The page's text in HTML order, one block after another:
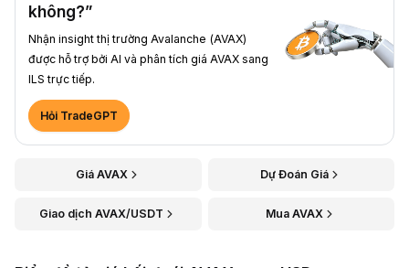
không?”
Nhận insight thị trường Avalanche (AVAX)
được hỗ trợ bởi AI và phân tích giá AVAX sang
ILS trực tiếp.
Hỏi TradeGPT
Giá AVAX Dự Đoán Giá
Giao dịch AVAX/USDT Mua AVAX